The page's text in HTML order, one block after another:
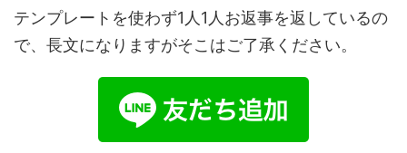
テンプレートを使わず1人1人お返事を返しているの
で、長文になりますがそこはご了承ください。